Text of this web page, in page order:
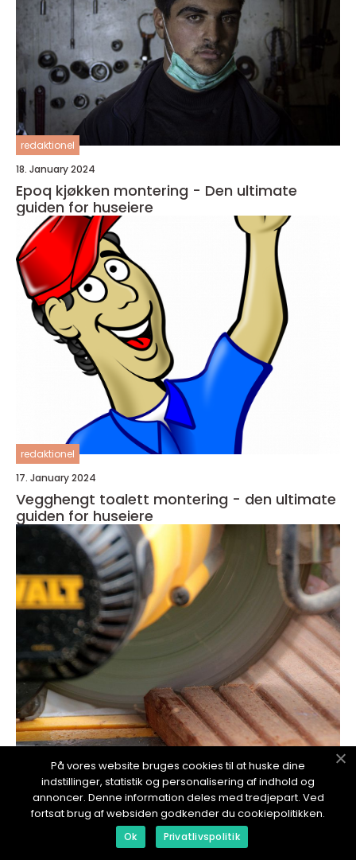
redaktionel
18. January 2024
Epoq kjøkken montering - Den ultimate
guiden for huseiere
redaktionel
17. January 2024
Vegghengt toalett montering - den ultimate
guiden for huseiere
redaktionel
17. January 2024
Stålpipe montering - Grunnleggende
oversikt og mer
På vores website bruges cookies til at huske dine
indstillinger, statistik og personalisering af indhold og
annoncer. Denne information deles med tredjepart. Ved
fortsat brug af websiden godkender du cookiepolitikken.
Ok Privatlivspolitik